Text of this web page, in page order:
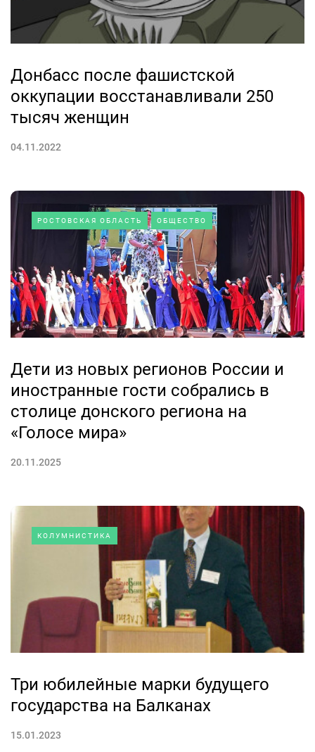
Донбасс после фашистской
оккупации восстанавливали 250
тысяч женщин
04.11.2022
РОСТОВСКАЯ ОБЛАСТЬ ОБЩЕСТВО
Дети из новых регионов России и
иностранные гости собрались в
столице донского региона на
«Голосе мира»
20.11.2025
КОЛУМНИСТИКА
Три юбилейные марки будущего
государства на Балканах
15.01.2023